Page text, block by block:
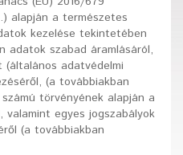
alapján a természetes
kezelése tekintetében
adatok szabad áramlásáról,
adatvédelmi
(a továbbiakban
törvényének alapján a
valamint egyes jogszabályok
(a továbbiakban